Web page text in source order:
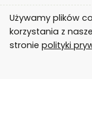
© 2026 Prology Sp.
Używamy plików
korzystania z
stronie polityki